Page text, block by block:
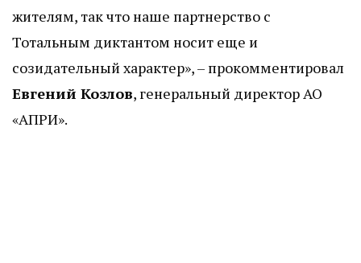
жителям, так что наше партнерство с
Тотальным диктантом носит еще и
созидательный характер», – прокомментировал
Евгений Козлов, генеральный директор АО
«АПРИ».